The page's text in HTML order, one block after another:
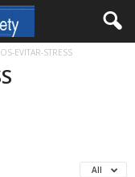
EVITAR-STRESS
All